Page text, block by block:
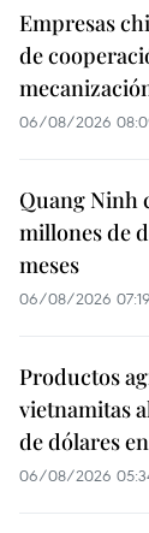
Empresas
de
06/08/2026
Quang Ninh
millones de
meses
06/08/2026 07:19
Productos
vietnamitas
de dólares
06/08/2026